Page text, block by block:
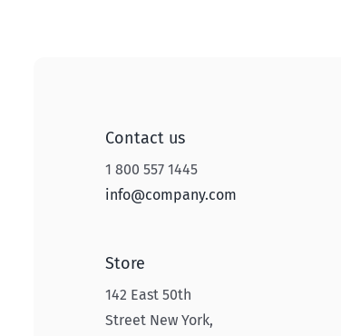
Contact us
1 800 557 1445
info@company.com
Store
142 East 50th
Street New York,